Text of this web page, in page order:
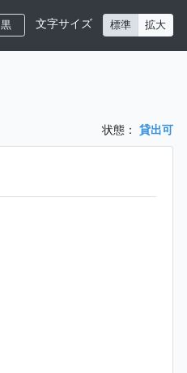
黒 文字サイズ 標準 拡大
状態： 貸出可